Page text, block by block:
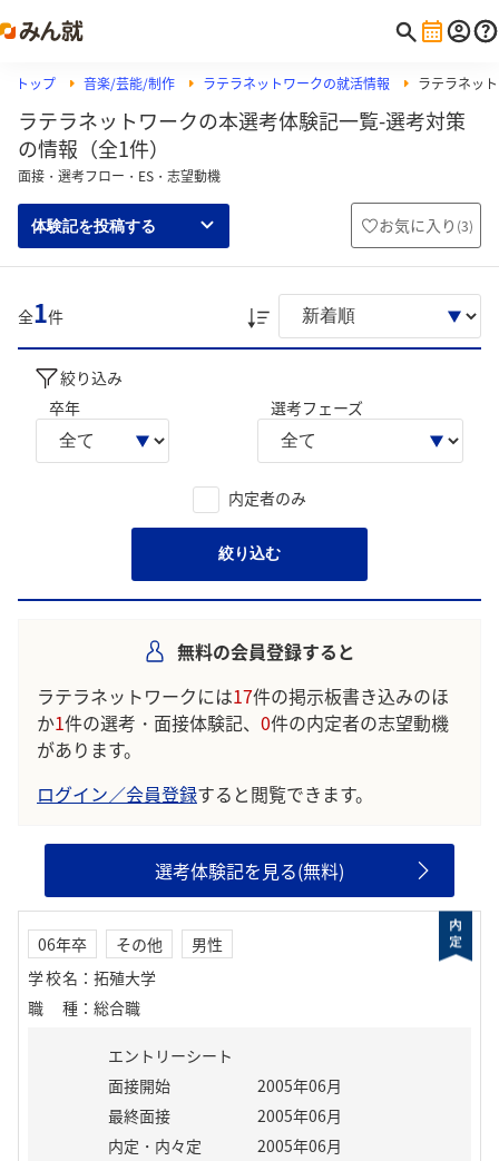
トップ 音楽/芸能/制作 ラテラネットワークの就活情報 ラテラネッ
ラテラネットワークの本選考体験記一覧-選考対策
の情報（全1件）
面接・選考フロー・ES・志望動機
体験記を投稿する お気に入り (3)
全1件
絞り込み
卒年
選考フェーズ
内定者のみ
絞り込む
無料の会員登録すると
ラテラネットワークには17件の掲示板書き込みのほ
か1件の選考・面接体験記、 0件の内定者の志望動機
があります。
ログイン／会員登録すると閲覧できます。
選考体験記を見る(無料)
06年卒 その他
男性
学校名 ： 拓殖大学
職種 ： 総合職
エントリーシート
面接開始
2005年06月
最終面接
2005年06月
内定・内々定
2005年06月